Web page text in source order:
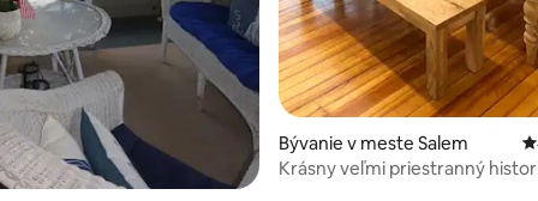
z 5, počet hodnotení: 137
Bývanie v meste Salem
Krásny veľmi priestranný